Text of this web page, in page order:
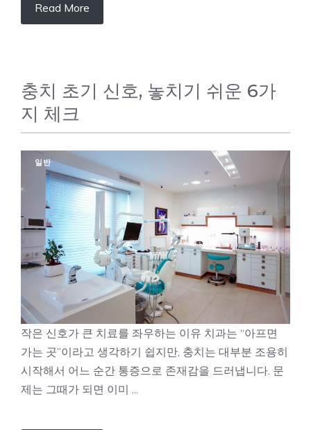
Read More
충치 초기 신호, 놓치기 쉬운 6가
지 체크
일반
작은 신호가 큰 치료를 좌우하는 이유 치과는 “아프면
가는 곳”이라고 생각하기 쉽지만, 충치는 대부분 조용히
시작해서 어느 순간 통증으로 존재감을 드러냅니다. 문
제는 그때가 되면 이미 ...